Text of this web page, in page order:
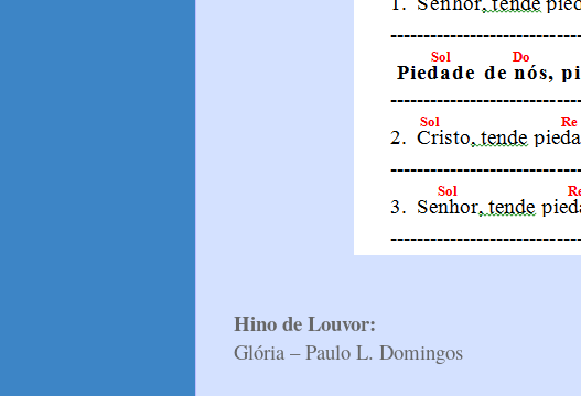
Hino de Louvor:
Glória – Paulo L. Domingos